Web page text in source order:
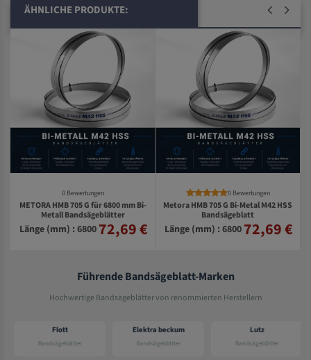
ÄHNLICHE PRODUKTE:
0 Bewertungen
METORA HMB 705 G für 6800 mm Bi-
Metall Bandsägeblätter
Länge (mm) : 6800 72,69 €
0 Bewertungen
Metora HMB 705 G Bi-Metal M42 HSS
Bandsägeblatt
Länge (mm) : 6800 72,69 €
Führende Bandsägeblatt-Marken
Hochwertige Bandsägeblätter von renommierten Herstellern
Flott
Bandsägeblätter
Elektra beckum
Bandsägeblätter
Lutz
Bandsägeblätter